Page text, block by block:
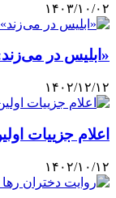
۱۴۰۳/۱۰/۰۲
«ابلیس در
۱۴۰۲/۱۲/۱۲
اعلام جزییات
۱۴۰۲/۱۰/۱۲